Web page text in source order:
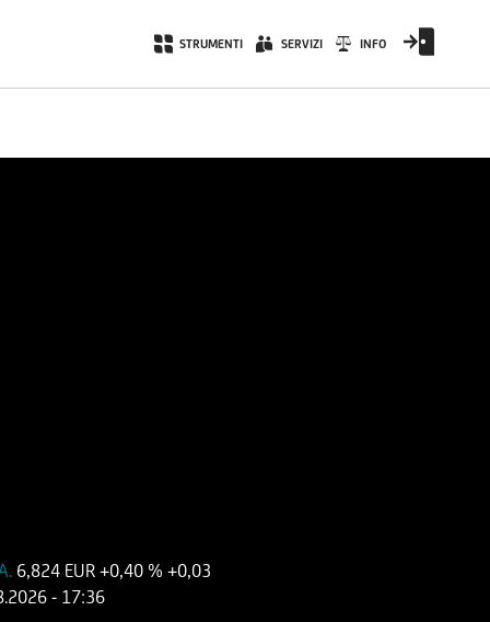
STRUMENTI SERVIZI INFO
6,824 EUR +0,40 %+0,03
- 17:36